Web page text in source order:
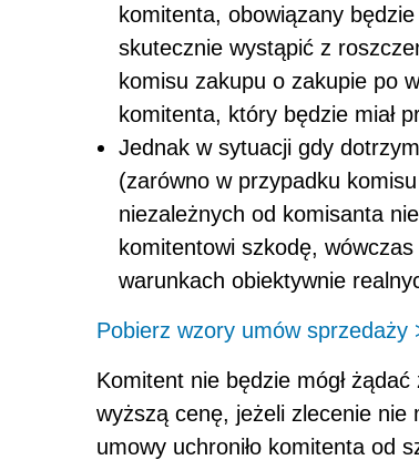
komitenta, obowiązany
skutecznie wystąpić z
komisu zakupu o zakupie po
komitenta, który będzie miał
Jednak w sytuacji gdy
(zarówno w przypadku
niezależnych od komisanta
komitentowi szkodę,
warunkach obiektywnie
Pobierz wzory umów sprzedaży
Komitent nie będzie mógł
wyższą cenę, jeżeli zlecenie nie
umowy uchroniło komitenta od